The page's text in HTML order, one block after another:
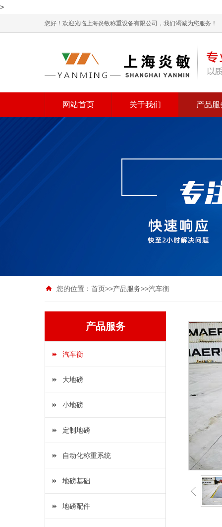
>
您好！欢迎光临上海炎敏称重设备有限公司，我们竭诚为您服务！
网站首页 关于我们 产品服
您的位置： 首页>>产品服务>>汽车衡
产品服务
汽车衡
大地磅
小地磅
定制地磅
自动化称重系统
地磅基础
地磅配件